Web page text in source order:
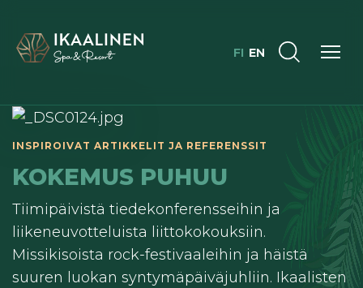
FI EN
KOKEMUS PUHUU
Tiimipäivistä tiedekonferensseihin ja
liikeneuvotteluista liittokokouksiin.
Missikisoista rock-festivaaleihin ja häistä
suuren luokan syntymäpäiväjuhliin. Ikaalisten